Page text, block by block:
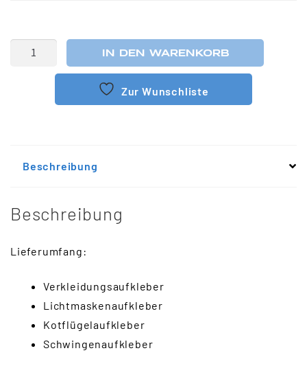
IN DEN WARENKORB
Zur Wunschliste
Beschreibung
Beschreibung
Lieferumfang:
Verkleidungsaufkleber
Lichtmaskenaufkleber
Kotflügelaufkleber
Schwingenaufkleber